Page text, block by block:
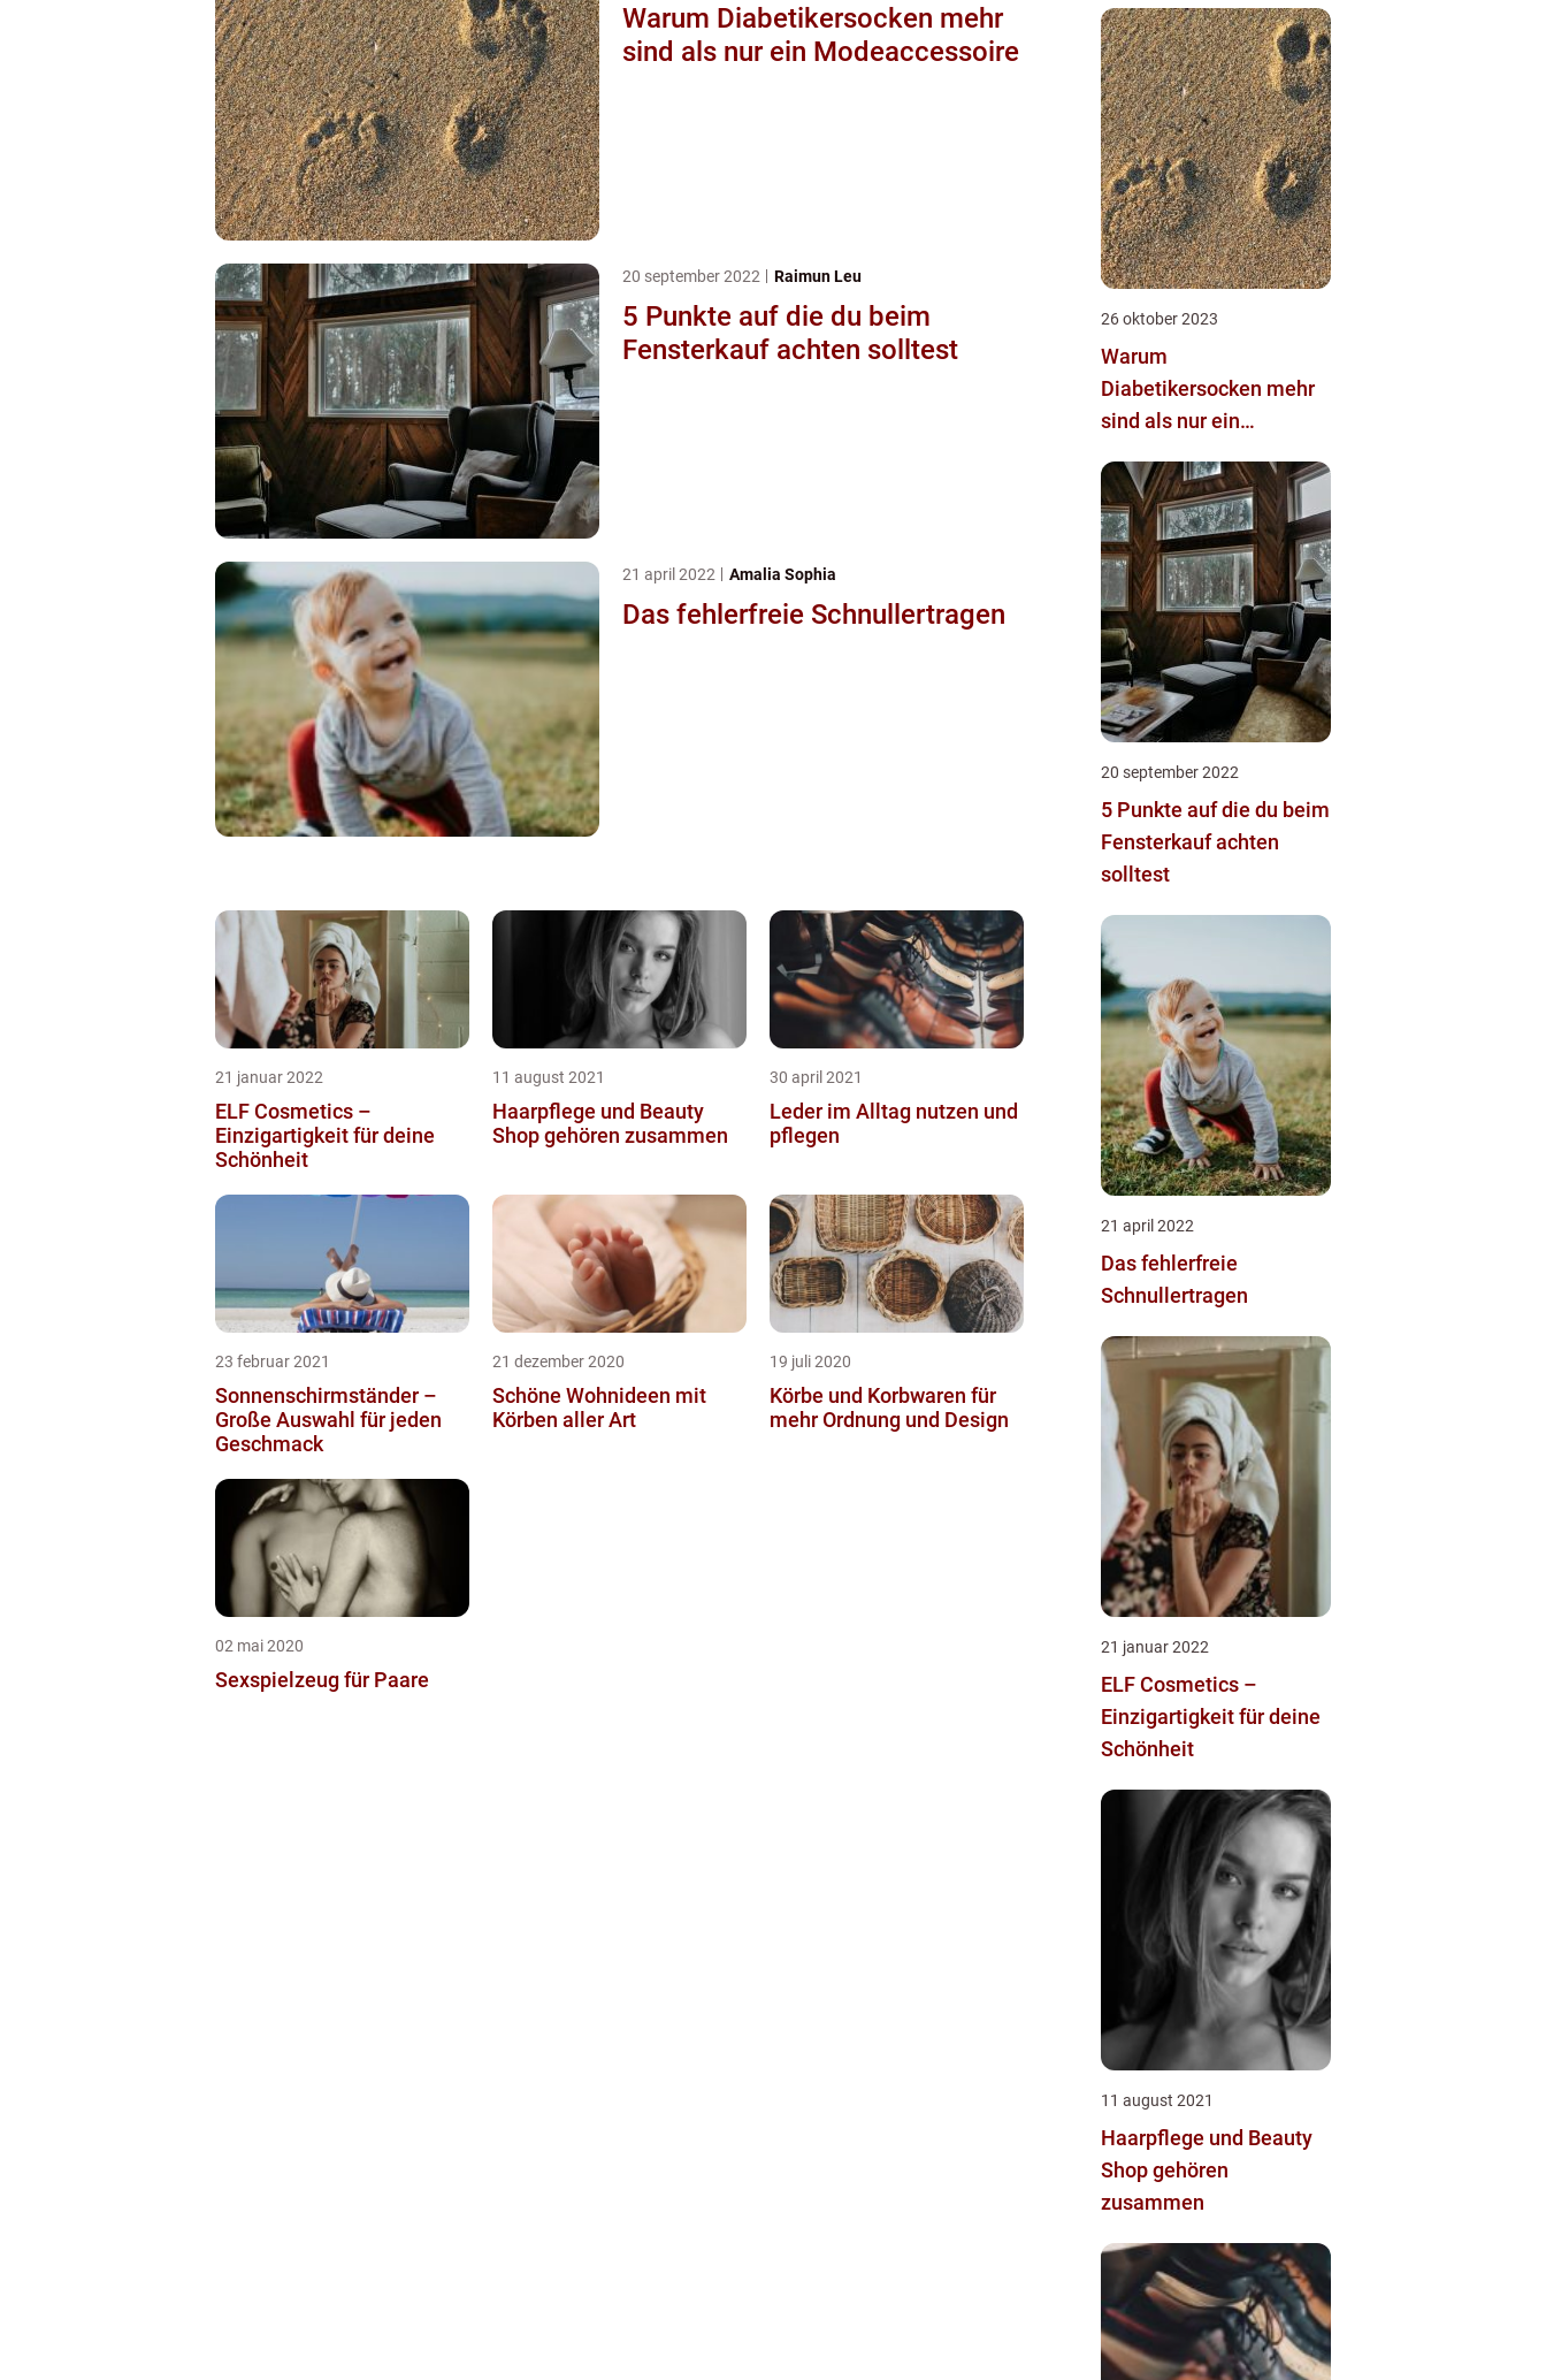
Warum Diabetikersocken mehr
sind als nur ein Modeaccessoire
20 september 2022 Raimun Leu
5 Punkte auf die du beim
Fensterkauf achten solltest
21 april 2022 Amalia Sophia
Das fehlerfreie Schnullertragen
21 januar 2022
ELF Cosmetics –
Einzigartigkeit für deine
Schönheit
11 august 2021
Haarpflege und Beauty
Shop gehören zusammen
30 april 2021
Leder im Alltag nutzen und
pflegen
23 februar 2021
Sonnenschirmständer –
Große Auswahl für jeden
Geschmack
21 dezember 2020
Schöne Wohnideen mit
Körben aller Art
19 juli 2020
Körbe und Korbwaren für
mehr Ordnung und Design
02 mai 2020
Sexspielzeug für Paare
26 oktober 2023
Warum
Diabetikersocken mehr
sind als nur ein
20 september 2022
5 Punkte auf die du beim
Fensterkauf achten
solltest
21 april 2022
Das fehlerfreie
Schnullertragen
21 januar 2022
ELF Cosmetics –
Einzigartigkeit für deine
Schönheit
11 august 2021
Haarpflege und Beauty
Shop gehören
zusammen